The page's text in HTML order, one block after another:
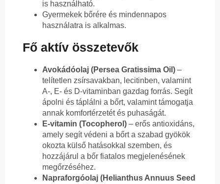
is használható.
Gyermekek bőrére és mindennapos
használatra is alkalmas.
Fő aktív összetevők
Avokádóolaj (Persea Gratissima Oil) –
telítetlen zsírsavakban, lecitinben, valamint
A-, E- és D-vitaminban gazdag forrás. Segít
ápolni és táplálni a bőrt, valamint támogatja
annak komfortérzetét és puhaságát.
E-vitamin (Tocopherol) – erős antioxidáns,
amely segít védeni a bőrt a szabad gyökök
okozta külső hatásokkal szemben, és
hozzájárul a bőr fiatalos megjelenésének
megőrzéséhez.
Napraforgóolaj (Helianthus Annuus Seed